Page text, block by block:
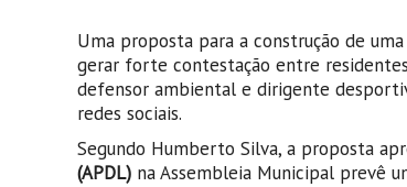
Uma proposta para a construção de uma
gerar forte contestação entre
defensor ambiental e dirigente
redes sociais.
Segundo Humberto Silva, a proposta
(APDL)na Assembleia Municipal prevê